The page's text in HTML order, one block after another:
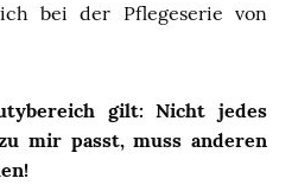
bei der Pflegeserie von
gilt: Nicht jedes
mir passt, muss anderen